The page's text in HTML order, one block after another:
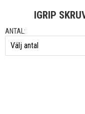
IGRIP
ANTAL: